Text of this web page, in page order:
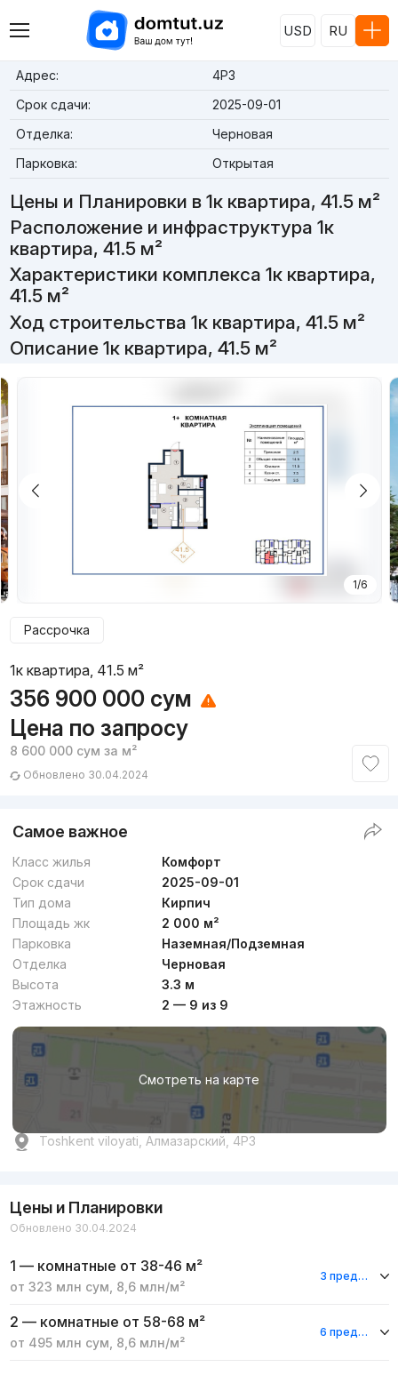
USD RU
Адрес:
4Р3
Срок сдачи:
2025-09-01
Отделка:
Черновая
Парковка:
Открытая
Цены и Планировки в 1к квартира, 41.5 м²
Расположение и инфраструктура 1к
квартира, 41.5 м²
Характеристики комплекса 1к квартира,
41.5 м²
Ход строительства 1к квартира, 41.5 м²
Описание 1к квартира, 41.5 м²
1/6
Рассрочка
1к квартира, 41.5 м²
356 900 000 сум
Цена по запросу
8 600 000 сум за м²
Обновлено 30.04.2024
Самое важное
Класс жилья
Комфорт
Срок сдачи
2025-09-01
Тип дома
Кирпич
Площадь жк
2 000 м²
Парковка
Наземная/Подземная
Отделка
Черновая
Высота
3.3 м
Этажность
2 — 9 из 9
Смотреть на карте
Toshkent viloyati, Алмазарский, 4Р3
Цены и Планировки
Обновлено 30.04.2024
1 — комнатные от 38-46 м²
от 323 млн сум 8,6 млн/м²
3 предложения
2 — комнатные от 58-68 м²
от 495 млн сум 8,6 млн/м²
6 предложений